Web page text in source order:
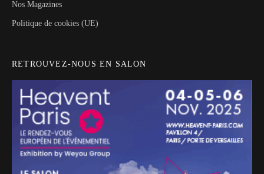
Nos Magazines
Politique de cookies (UE)
RETROUVEZ-NOUS EN SALON